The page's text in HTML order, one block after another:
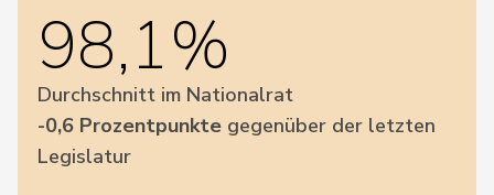
98,1%
Durchschnitt im Nationalrat
-0,6 Prozentpunkte gegenüber der letzten
Legislatur